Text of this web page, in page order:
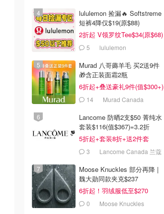
lululemon 捡漏🔥 Softstreme
短裤4降仅$19(原$88)
2折起 V领罗纹Tee$34(原$68)
5 lululemon
Murad 八哥薅羊毛 买2送9件
🎁含正装面霜2瓶
6折起+叠送豪礼9件(值$300+)
14 Murad Canada
Lancome 防晒2支$50 菁纯水
套装$116(值$367)=3.2折
5折起+套装8折+送2件套
3
Lancome Canada 兰蔻
Moose Knuckles 部分再降 |
魏大勋同款夹克$237
6折起！羽绒服低至$270
0 Moose Knuckles